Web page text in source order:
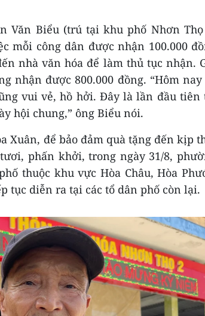
Văn Biểu (trú tại khu phố Nhơn
mỗi công dân được nhận 100.000
nhà văn hóa để làm thủ tục nhận.
nhận được 800.000 đồng. “Hôm nay
vui vẻ, hồ hởi. Đây là lần đầu tiên
hội chung,” ông Biểu nói.
Xuân, để bảo đảm quà tặng đến kịp
phấn khởi, trong ngày 31/8,
thuộc khu vực Hòa Châu, Hòa
tục diễn ra tại các tổ dân phố còn lại.